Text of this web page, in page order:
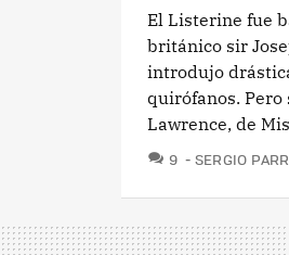
El Listerine fue
británico sir
introdujo
quirófanos. Pero
Lawrence, de
9 COMENTARIOS
SERGIO